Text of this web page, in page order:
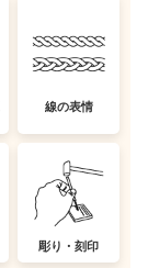
線の表情
彫り・刻印